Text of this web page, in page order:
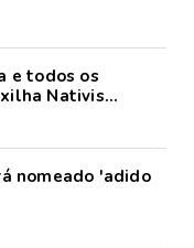
e todos os
Nativis...
nomeado 'adido